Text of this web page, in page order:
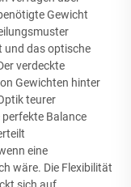
Gewicht
und das optische
verdeckte
Gewichten hinter
teurer
Balance
eine
wäre. Die Flexibilität